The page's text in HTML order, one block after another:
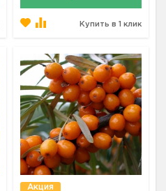
Купить в 1 клик
Акция